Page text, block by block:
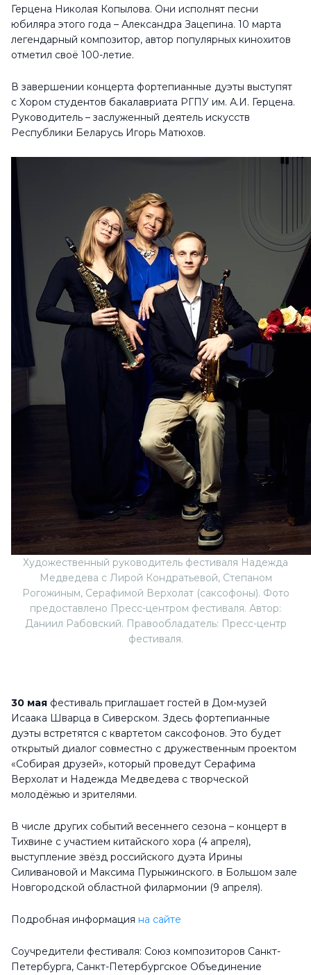
Герцена Николая Копылова. Они исполнят песни
юбиляра этого года – Александра Зацепина. 10 марта
легендарный композитор, автор популярных кинохитов
отметил своё 100-летие.
В завершении концерта фортепианные дуэты выступят
с Хором студентов бакалавриата РГПУ им. А.И. Герцена.
Руководитель – заслуженный деятель искусств
Республики Беларусь Игорь Матюхов.
Художественный руководитель фестиваля Надежда
Медведева с Лирой Кондратьевой, Степаном
Рогожиным, Серафимой Верхолат (саксофоны). Фото
предоставлено Пресс-центром фестиваля. Автор:
Даниил Рабовский. Правообладатель: Пресс-центр
фестиваля.
30 мая фестиваль приглашает гостей в Дом-музей
Исаака Шварца в Сиверском. Здесь фортепианные
дуэты встретятся с квартетом саксофонов. Это будет
открытый диалог совместно с дружественным проектом
«Собирая друзей», который проведут Серафима
Верхолат и Надежда Медведева с творческой
молодёжью и зрителями.
В числе других событий весеннего сезона – концерт в
Тихвине с участием китайского хора (4 апреля),
выступление звёзд российского дуэта Ирины
Силивановой и Максима Пурыжинского. в Большом зале
Новгородской областной филармонии (9 апреля).
Подробная информация на сайте
Соучредители фестиваля: Союз композиторов Санкт-
Петербурга, Санкт-Петербургское Объединение